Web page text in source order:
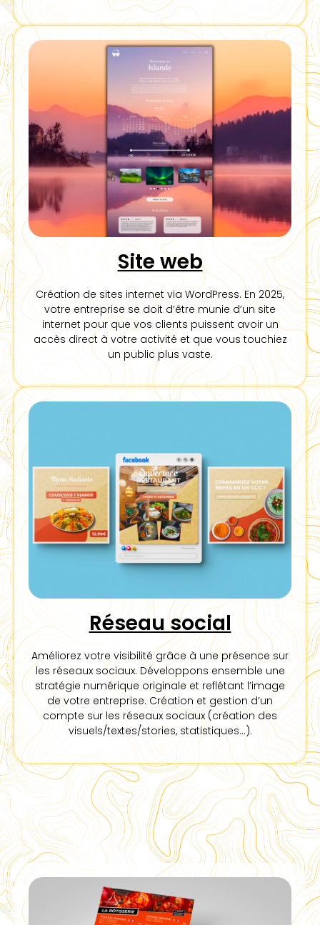
Site web
Création de sites internet via WordPress. En 2025,
votre entreprise se doit d’être munie d’un site
internet pour que vos clients puissent avoir un
accès direct à votre activité et que vous touchiez
un public plus vaste.
Réseau social
Améliorez votre visibilité grâce à une présence sur
les réseaux sociaux. Développons ensemble une
stratégie numérique originale et reflétant l’image
de votre entreprise. Création et gestion d’un
compte sur les réseaux sociaux (création des
visuels/textes/stories, statistiques…).